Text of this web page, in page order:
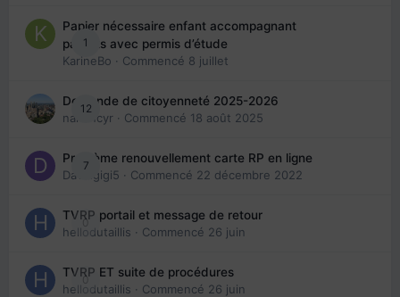
1
Papier nécessaire enfant accompagnant
parents avec permis d’étude
KarineBo · Commencé 8 juillet
12
Demande de citoyenneté 2025-2026
nanancyr · Commencé 18 août 2025
7
Problème renouvellement carte RP en ligne
Davidgigi5 · Commencé 22 décembre 2022
0
TVRP portail et message de retour
hellodutaillis · Commencé 26 juin
0
TVRP ET suite de procédures
hellodutaillis · Commencé 26 juin